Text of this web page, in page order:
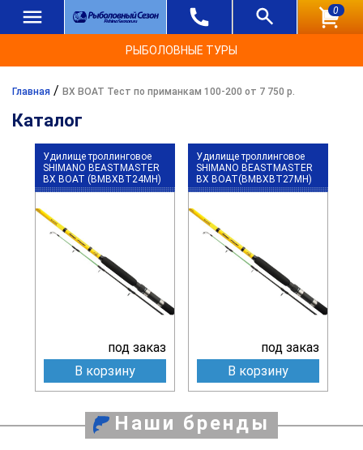
0
РЫБОЛОВНЫЕ ТУРЫ
Главная / BX BOAT Тест по приманкам 100-200 от 7 750 р.
Каталог
Удилище троллинговое
SHIMANO BEASTMASTER
BX BOAT (BMBXBT24MH)
под заказ
В корзину
Удилище троллинговое
SHIMANO BEASTMASTER
BX BOAT(BMBXBT27MH)
под заказ
В корзину
Наши бренды